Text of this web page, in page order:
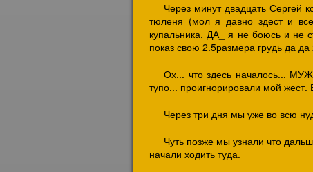
Через минут двадцать Сергей
тюленя (мол я давно здест и
купальника, ДА_ я не боюсь и не
показ свою 2.5размера грудь да
Ох... что здесь началось...
тупо... проигнорировали мой
Через три дня мы уже во всю
Чуть позже мы узнали что
начали ходить туда.